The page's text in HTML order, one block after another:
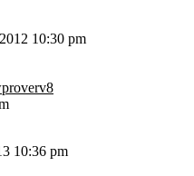
10:30 pm
10:36 pm